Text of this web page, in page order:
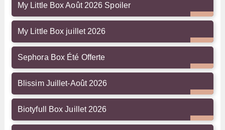
My Little Box Août 2026 Spoiler
My Little Box juillet 2026
Sephora Box Été Offerte
Blissim Juillet-Août 2026
Biotyfull Box Juillet 2026